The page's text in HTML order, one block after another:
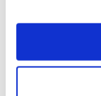
del reparto
dell’azienda